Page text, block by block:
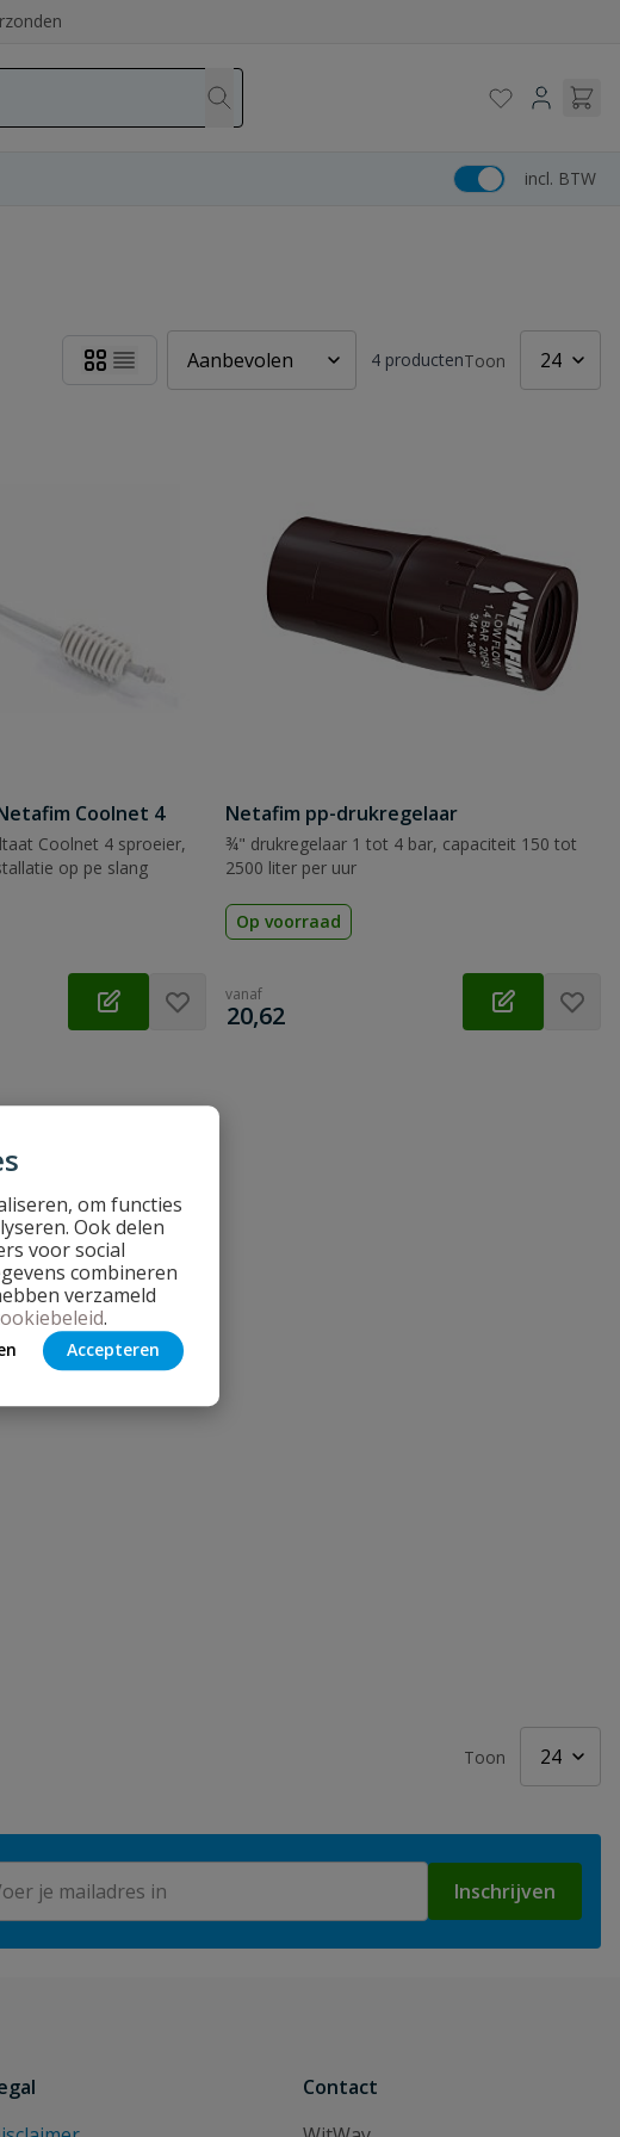
om functies
Ook delen
voor social
combineren
verzameld
.
Accepteren
incl. BTW
4 productenToon
Coolnet 4
Coolnet 4 sproeier,
op pe slang
Netafim pp-drukregelaar
¾" drukregelaar 1 tot 4 bar, capaciteit 150 tot
2500 liter per uur
Op voorraad
vanaf
€
20,62
Toon
Inschrijven
Contact